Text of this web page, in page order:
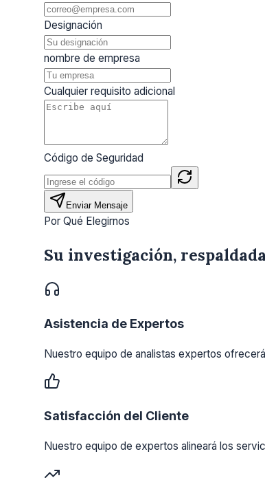
Designación
nombre de empresa
Cualquier requisito adicional
Código de Seguridad
Enviar Mensaje
Por Qué Elegirnos
Su investigación,
Asistencia de Expertos
Nuestro equipo de analistas expertos
Satisfacción del Cliente
Nuestro equipo de expertos alineará los